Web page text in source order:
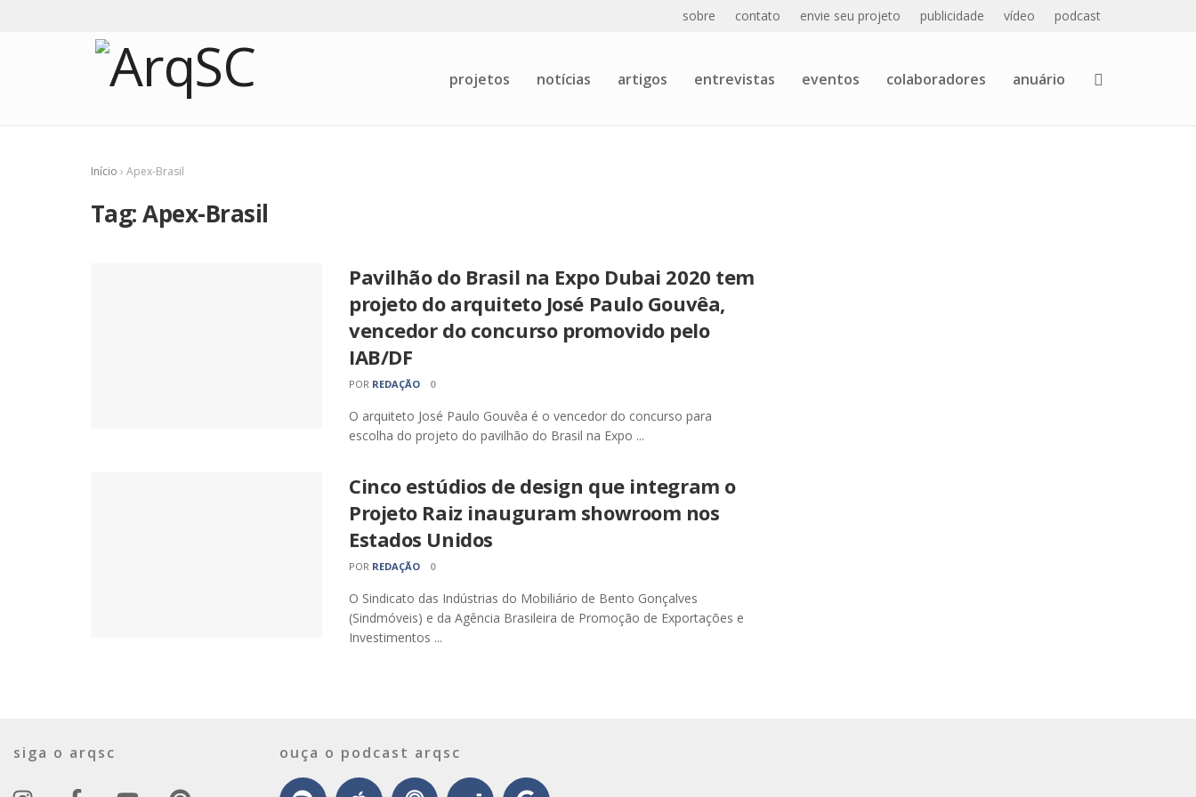
sobre contato envie seu projeto publicidade vídeo podcast
projetos notícias artigos entrevistas eventos colaboradores anuário
Início › Apex-Brasil
Tag:Apex-Brasil
Pavilhão do Brasil na Expo Dubai 2020 tem
projeto do arquiteto José Paulo Gouvêa,
vencedor do concurso promovido pelo
IAB/DF
POR REDAÇÃO 0
O arquiteto José Paulo Gouvêa é o vencedor do concurso para
escolha do projeto do pavilhão do Brasil na Expo ...
Cinco estúdios de design que integram o
Projeto Raiz inauguram showroom nos
Estados Unidos
POR REDAÇÃO 0
O Sindicato das Indústrias do Mobiliário de Bento Gonçalves
(Sindmóveis) e da Agência Brasileira de Promoção de Exportações e
Investimentos ...
siga o arqsc ouça o podcast arqsc